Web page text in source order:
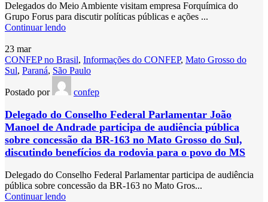
Delegados do Meio Ambiente visitam empresa Forquímica do
Grupo Forus para discutir políticas públicas e ações ...
Continuar lendo
23 mar
CONFEP no Brasil, Informações do CONFEP, Mato Grosso do
Sul, Paraná, São Paulo
Postado por confep
Delegado do Conselho Federal Parlamentar João
Manoel de Andrade participa de audiência pública
sobre concessão da BR-163 no Mato Grosso do Sul,
discutindo benefícios da rodovia para o povo do MS
Delegado do Conselho Federal Parlamentar participa de audiência
pública sobre concessão da BR-163 no Mato Gros...
Continuar lendo